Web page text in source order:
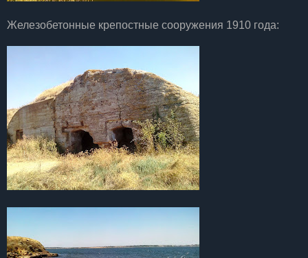
Железобетонные крепостные сооружения 1910 года: